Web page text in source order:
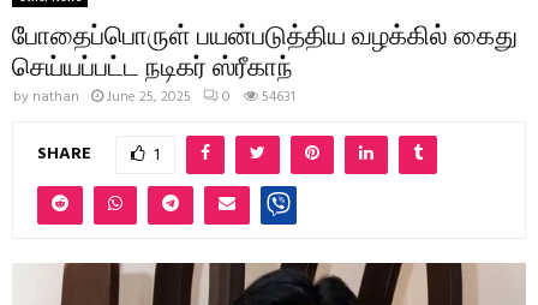
போதைப்பொருள் பயன்படுத்திய வழக்கில் கைது
செய்யப்பட்ட நடிகர் ஸ்ரீகாந்
by nathan June 25, 2025 0 54631
SHARE 1